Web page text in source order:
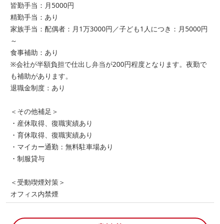
皆勤手当：月5000円
精勤手当：あり
家族手当：配偶者：月1万3000円／子ども1人につき：月5000円
～
食事補助：あり
※会社が半額負担で仕出し弁当が200円程度となります。夜勤で
も補助があります。
退職金制度：あり
＜その他補足＞
・産休取得、復職実績あり
・育休取得、復職実績あり
・マイカー通勤：無料駐車場あり
・制服貸与
＜受動喫煙対策＞
オフィス内禁煙